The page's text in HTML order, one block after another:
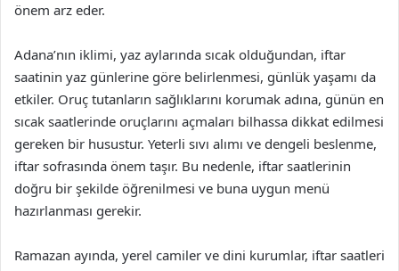
önem arz eder.
Adana’nın iklimi, yaz aylarında sıcak olduğundan, iftar
saatinin yaz günlerine göre belirlenmesi, günlük yaşamı da
etkiler. Oruç tutanların sağlıklarını korumak adına, günün en
sıcak saatlerinde oruçlarını açmaları bilhassa dikkat edilmesi
gereken bir husustur. Yeterli sıvı alımı ve dengeli beslenme,
iftar sofrasında önem taşır. Bu nedenle, iftar saatlerinin
doğru bir şekilde öğrenilmesi ve buna uygun menü
hazırlanması gerekir.
Ramazan ayında, yerel camiler ve dini kurumlar, iftar saatleri